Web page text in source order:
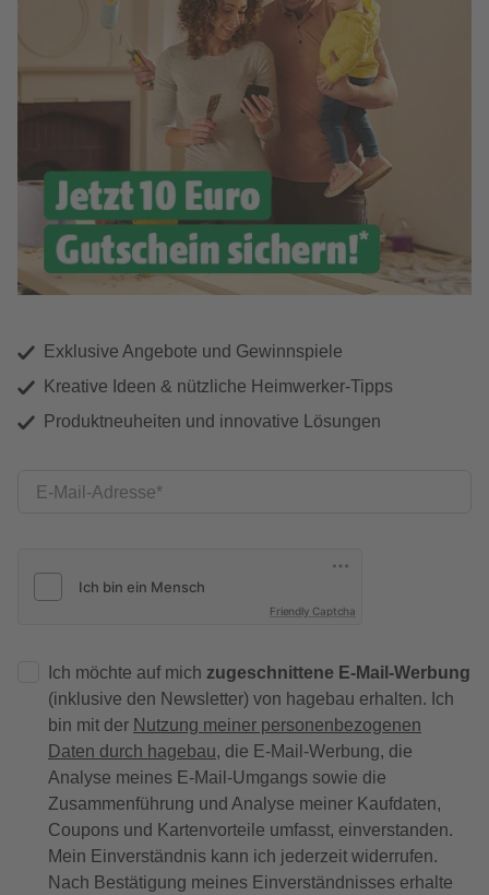
Exklusive Angebote und Gewinnspiele
Kreative Ideen & nützliche Heimwerker-Tipps
Produktneuheiten und innovative Lösungen
E-Mail-Adresse
Friendly Captcha
Ich möchte auf mich zugeschnittene E-Mail-Werbung
(inklusive den Newsletter) von hagebau erhalten. Ich
bin mit der Nutzung meiner personenbezogenen
Daten durch hagebau, die E-Mail-Werbung, die
Analyse meines E-Mail-Umgangs sowie die
Zusammenführung und Analyse meiner Kaufdaten,
Coupons und Kartenvorteile umfasst, einverstanden.
Mein Einverständnis kann ich jederzeit widerrufen.
Nach Bestätigung meines Einverständnisses erhalte